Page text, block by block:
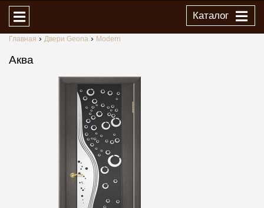
Каталог
Главная Двери Geona Modern
Аква